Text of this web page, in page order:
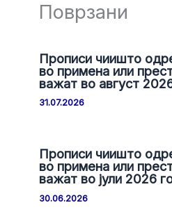
Поврзани
Прописи чиишто
во примена или
важат во август
31.07.2026
Прописи чиишто
во примена или
важат во јули 2026
30.06.2026